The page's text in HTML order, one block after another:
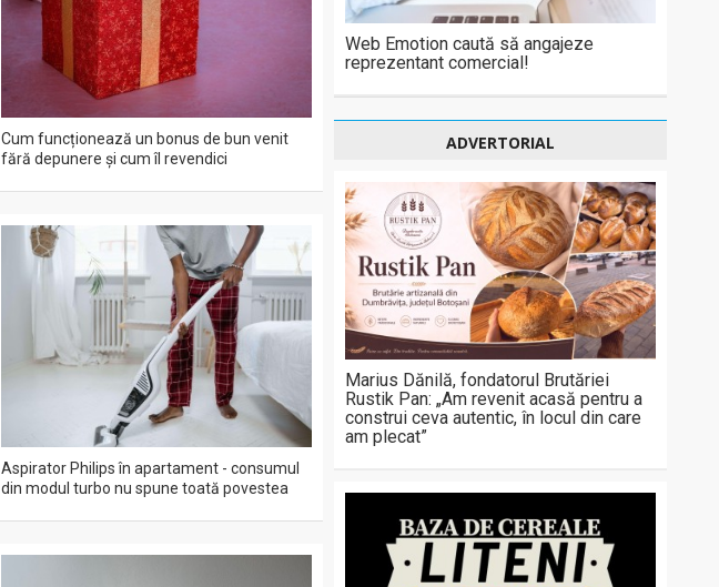
Cum funcționează un bonus de bun venit
fără depunere și cum îl revendici
Aspirator Philips în apartament - consumul
din modul turbo nu spune toată povestea
Web Emotion caută să angajeze
reprezentant comercial!
ADVERTORIAL
Marius Dănilă, fondatorul Brutăriei
Rustik Pan: „Am revenit acasă pentru a
construi ceva autentic, în locul din care
am plecat”